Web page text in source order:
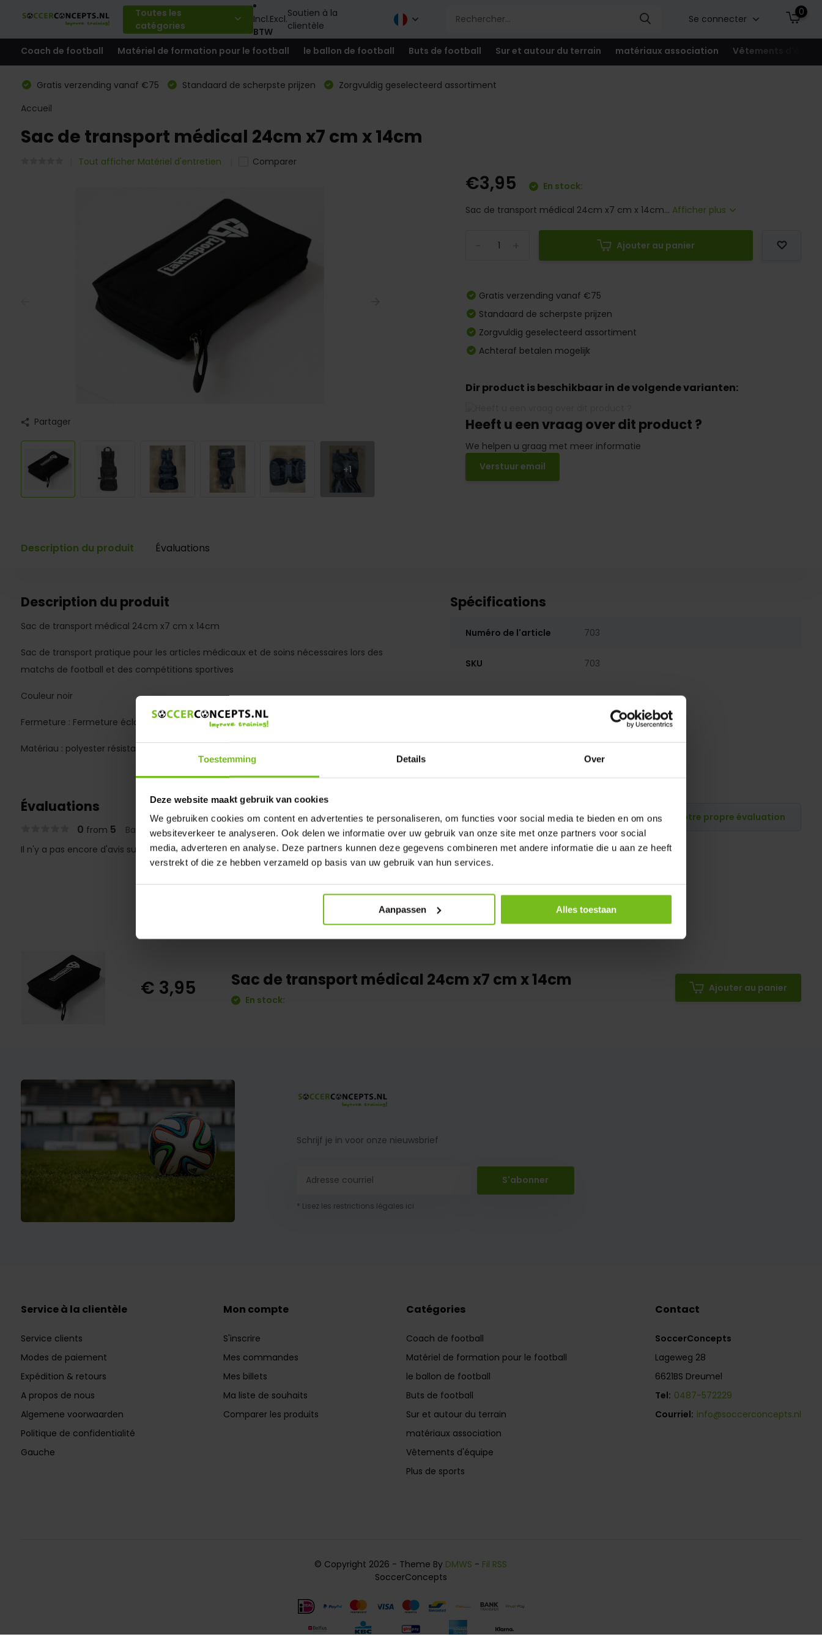
Toestemming Details Over
Deze website maakt gebruik van cookies
We gebruiken cookies om content en advertenties te personaliseren, om functies voor social media te bieden en om ons
websiteverkeer te analyseren. Ook delen we informatie over uw gebruik van onze site met onze partners voor social
media, adverteren en analyse. Deze partners kunnen deze gegevens combineren met andere informatie die u aan ze heeft
verstrekt of die ze hebben verzameld op basis van uw gebruik van hun services.
Aanpassen Alles toestaan
Toutes les
catégories
Incl.Excl.
BTW
Soutien à la
clientèle
Se connecter
0
Coach de football Matériel de formation pour le football le ballon de football Buts de football Sur et autour du terrain matériaux association Vêtements
Gratis verzending vanaf €75 Standaard de scherpste prijzen
Zorgvuldig geselecteerd assortiment
Accueil
Sac de transport médical 24cm x7 cm x 14cm
Tout afficher Matériel d'entretien Comparer
Partager
+1
€3,95
En stock:
Sac de transport médical 24cm x7 cm x 14cm... Afficher plus
Ajouter au panier
Gratis verzending vanaf €75
Standaard de scherpste prijzen
Zorgvuldig geselecteerd assortiment
Achteraf betalen mogelijk
Dir product is beschikbaar in de volgende varianten:
Heeft u een vraag over dit product ?
We helpen u graag met meer informatie
Verstuur email
Description du produit Évaluations
Description du produit
Sac de transport médical 24cm x7 cm x 14cm
Sac de transport pratique pour les articles médicaux et de soins nécessaires lors des
matchs de football et des compétitions sportives
Couleur noir
Fermeture : Fermeture éclair
Matériau : polyester résistant enduit de PVC.
Spécifications
Numéro de l'article 703
SKU 703
Évaluations
0 from 5 Based on 0 reviews
Publiez votre propre évaluation
Il n'y a pas encore d'avis sur ce produit..
€ 3,95 Sac de transport médical 24cm x7 cm x 14cm
En stock:
Ajouter au panier
Schrijf je in voor onze nieuwsbrief
S'abonner
* Lisez les restrictions légales ici
Service à la clientèle
Service clients
Modes de paiement
Expédition & retours
A propos de nous
Algemene voorwaarden
Politique de confidentialité
Gauche
Mon compte
S'inscrire
Mes commandes
Mes billets
Ma liste de souhaits
Comparer les produits
Catégories
Coach de football
Matériel de formation pour le football
le ballon de football
Buts de football
Sur et autour du terrain
matériaux association
Vêtements d'équipe
Plus de sports
Contact
SoccerConcepts
Lageweg 28
6621BS Dreumel
Tel: 0487-572229
Courriel: info@soccerconcepts.nl
© Copyright 2026 - Theme By DMWS - Fil RSS
SoccerConcepts